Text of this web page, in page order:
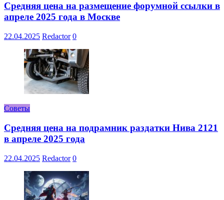
Средняя цена на размещение форумной ссылки в
апреле 2025 года в Москве
22.04.2025 Redactor 0
Советы
Средняя цена на подрамник раздатки Нива 2121
в апреле 2025 года
22.04.2025 Redactor 0